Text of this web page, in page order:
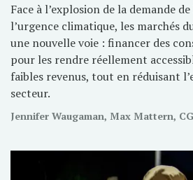
Face à l’explosion de la demande
l’urgence climatique, les marchés
une nouvelle voie : financer des
pour les rendre réellement
faibles revenus, tout en réduisant
secteur.
Jennifer Waugaman, Max Mattern,